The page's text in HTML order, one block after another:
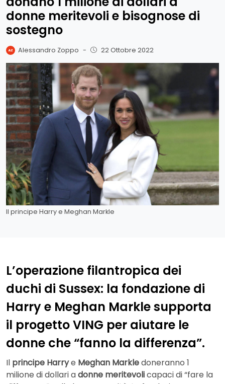
donne meritevoli e bisognose di
sostegno
Alessandro Zoppo - 22 Ottobre 2022
Il principe Harry e Meghan Markle
L’operazione filantropica dei
duchi di Sussex: la fondazione di
Harry e Meghan Markle supporta
il progetto VING per aiutare le
donne che “fanno la differenza”.
Il principe Harrye Meghan Markledoneranno 1
milione di dollari adonne meritevolicapaci di “fare la